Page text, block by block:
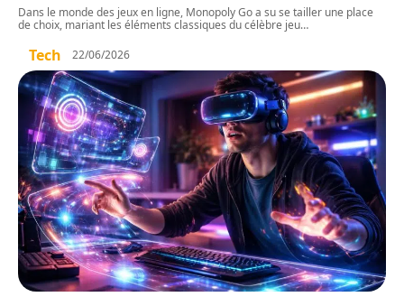
Dans le monde des jeux en ligne, Monopoly Go a su se tailler une place
de choix, mariant les éléments classiques du célèbre jeu…
Tech 22/06/2026